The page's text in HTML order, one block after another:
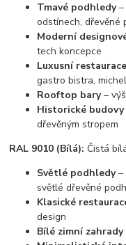
Tmavé podhledy–
odstínech, dřevěné
Moderní
tech koncepce
Luxusní
gastro bistra,
Rooftop bary–
Historické budovy
dřevěným stropem
RAL 9010 (Bílá): Čistá
Světlé podhledy–
světlé dřevěné
Klasické
design
Bílé zimní zahrady